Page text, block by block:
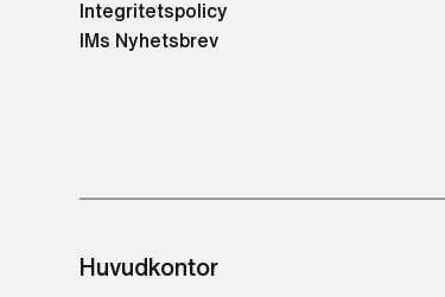
Integritetspolicy
IMs Nyhetsbrev
Huvudkontor